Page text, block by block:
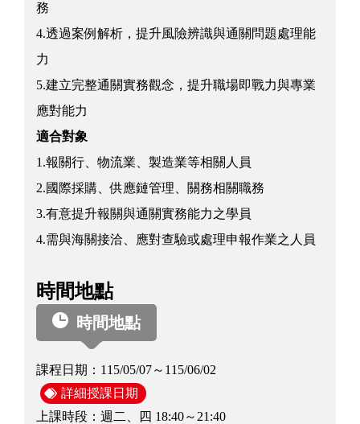
務
4.透過案例解析，提升風險辨識與通關問題處理能
力
5.建立完整通關實務觀念，提升職場即戰力與專業
應對能力
適合對象
1.報關行、物流業、製造業等相關人員
2.國際採購、供應鏈管理、關務相關職務
3.有意提升報關與通關實務能力之學員
4.需與海關接洽、應對查驗或處理申報作業之人員
時間地點
時間地點
課程日期： 115/05/07～115/06/02
詳細授課日期
上課時段： 週二、四 18:40～21:40